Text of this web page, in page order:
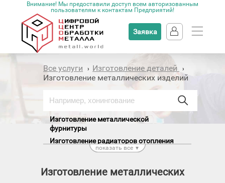
Внимание! Мы предоставили доступ всем авторизованным
пользователям к контактам Предприятий!
Заявка
Все услуги › Изготовление деталей ›
Изготовление металлических изделий
Изготовление металлической
фурнитуры
Изготовление радиаторов отопления
показать все ▼
Изготовление металлических